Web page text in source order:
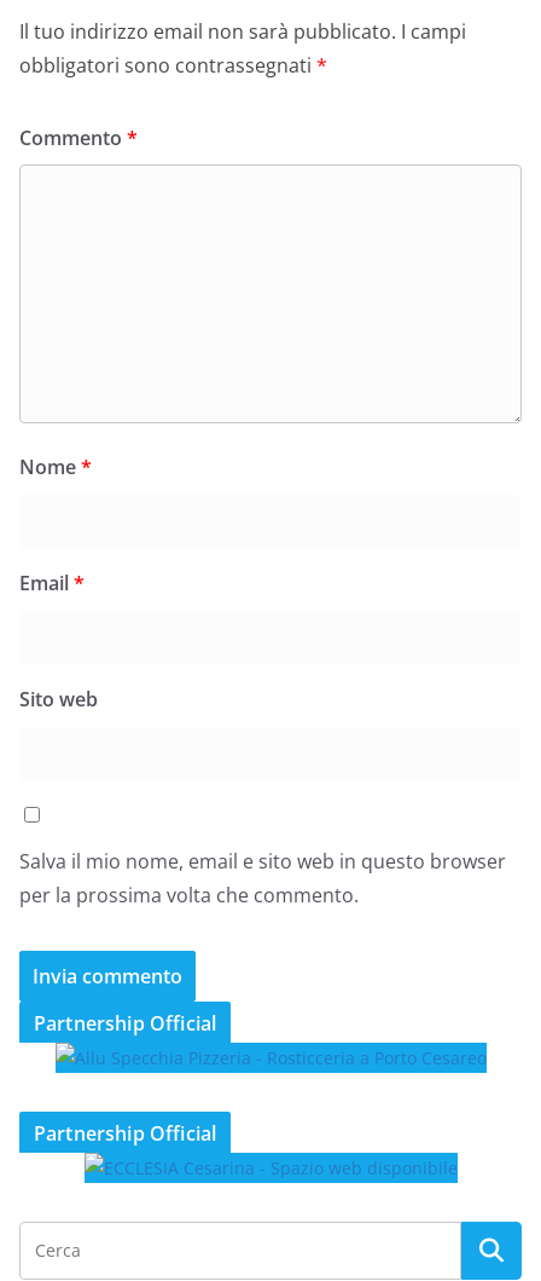
Il tuo indirizzo email non sarà pubblicato. I campi
obbligatori sono contrassegnati *
Commento *
Nome*
Email*
Sito web
Salva il mio nome, email e sito web in questo browser
per la prossima volta che commento.
Partnership Official
Partnership Official